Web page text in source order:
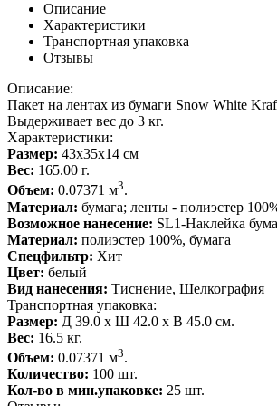
Описание
Характеристики
Транспортная упаковка
Отзывы
Описание:
Пакет на лентах из бумаги Snow White
Выдерживает вес до 3 кг.
Характеристики:
Размер: 43x35x14 см
Вес: 165.00 г.
Объем: 0.07371 м3.
Материал: бумага; ленты - полиэстер
Возможное нанесение: SL1-Наклейка
Материал: полиэстер 100%, бумага
Спецфильтр: Хит
Цвет: белый
Вид нанесения: Тиснение, Шелкография
Транспортная упаковка:
Размер: Д 39.0 x Ш 42.0 x В 45.0 см.
Вес: 16.5 кг.
Объем: 0.07371 м3.
Количество: 100 шт.
Кол-во в мин.упаковке: 25 шт.